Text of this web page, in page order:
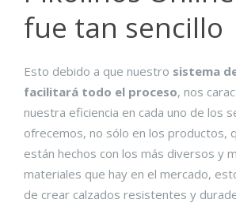
fue tan sencillo
Esto debido a que nuestro sistema
facilitará todo el proceso, nos
nuestra eficiencia en cada uno de los
ofrecemos, no sólo en los productos,
están hechos con los más diversos y
materiales que hay en el mercado,
de crear calzados resistentes y